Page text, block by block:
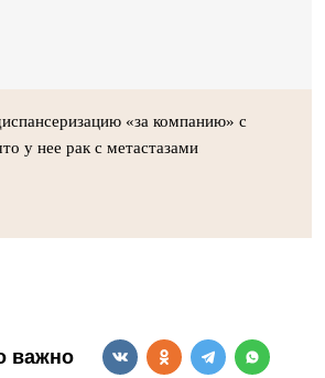
«за компанию» с
у нее рак с метастазами
важно